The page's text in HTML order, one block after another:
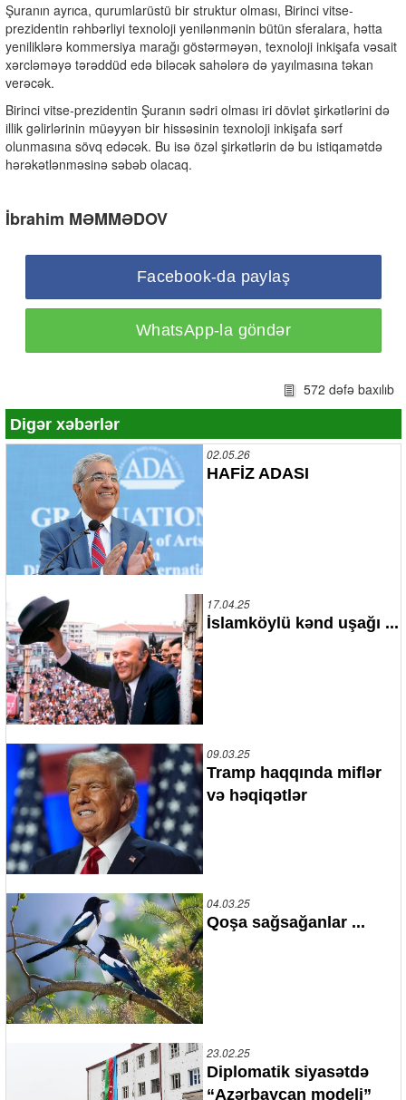
Şuranın ayrıca, qurumlarüstü bir struktur olması, Birinci vitse-
prezidentin rəhbərliyi texnoloji yenilənmənin bütün sferalara, hətta
yeniliklərə kommersiya marağı göstərməyən, texnoloji inkişafa vəsait
xərcləməyə tərəddüd edə biləcək sahələrə də yayılmasına təkan
verəcək.
Birinci vitse-prezidentin Şuranın sədri olması iri dövlət şirkətlərini də
illik gəlirlərinin müəyyən bir hissəsinin texnoloji inkişafa sərf
olunmasına sövq edəcək. Bu isə özəl şirkətlərin də bu istiqamətdə
hərəkətlənməsinə səbəb olacaq.
İbrahim MƏMMƏDOV
Facebook-da paylaş
WhatsApp-la göndər
572 dəfə baxılıb
Digər xəbərlər
02.05.26
HAFİZ ADASI
17.04.25
İslamköylü kənd uşağı ...
09.03.25
Tramp haqqında miflər
və həqiqətlər
04.03.25
Qoşa sağsağanlar ...
23.02.25
Diplomatik siyasətdə
“Azərbaycan modeli”